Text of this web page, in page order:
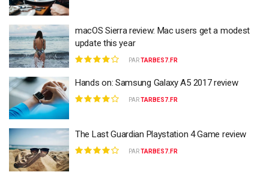
macOS Sierra review: Mac users get a modest
update this year
PARTARBES7.FR
Hands on: Samsung Galaxy A5 2017 review
PARTARBES7.FR
The Last Guardian Playstation 4 Game review
PARTARBES7.FR